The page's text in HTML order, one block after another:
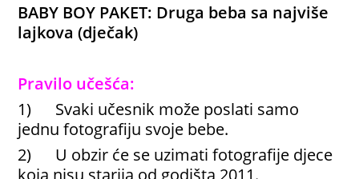
BABY BOY PAKET: Druga beba sa najviše
lajkova (dječak)
Pravilo učešća:
1) Svaki učesnik može poslati samo
jednu fotografiju svoje bebe.
2) U obzir će se uzimati fotografije djece
koja nisu starija od godišta 2011.